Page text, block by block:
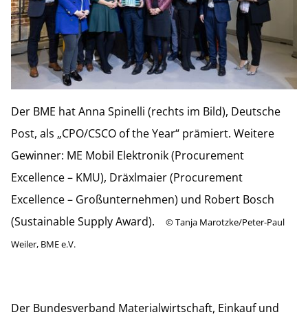
Der BME hat Anna Spinelli (rechts im Bild), Deutsche
Post, als „CPO/CSCO of the Year“ prämiert. Weitere
Gewinner: ME Mobil Elektronik (Procurement
Excellence – KMU), Dräxlmaier (Procurement
Excellence – Großunternehmen) und Robert Bosch
(Sustainable Supply Award).
©Tanja Marotzke/Peter-Paul
Weiler, BME e.V.
Der Bundesverband Materialwirtschaft, Einkauf und